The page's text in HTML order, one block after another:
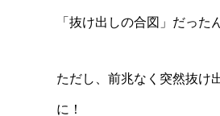
「抜け出しの合図」だった
ただし、前兆なく突然抜け
に！